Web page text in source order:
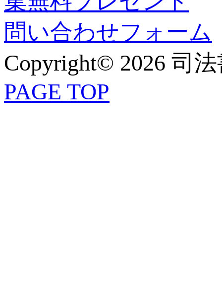
Copyright© 2026 司
PAGE TOP